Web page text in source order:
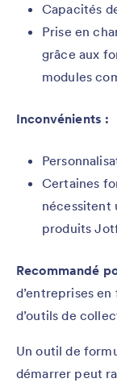
Capacités
Prise en
grâce aux
modules
Inconvénients :
Certaines
nécessitent
produits
Recommandé
d’entreprises
d’outils de
Un outil de
démarrer peut